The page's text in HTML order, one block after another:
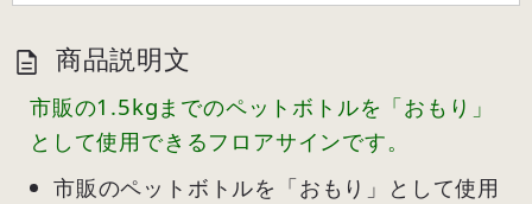
商品説明文
市販の1.5kgまでのペットボトルを「おもり」
として使用できるフロアサインです。
市販のペットボトルを「おもり」として使用